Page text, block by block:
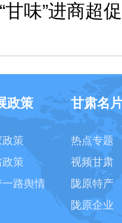
甘味”进商超
政策
政策
策
一路舆情
甘肃名
热点专题
视频甘肃
陇原特产
陇原企业